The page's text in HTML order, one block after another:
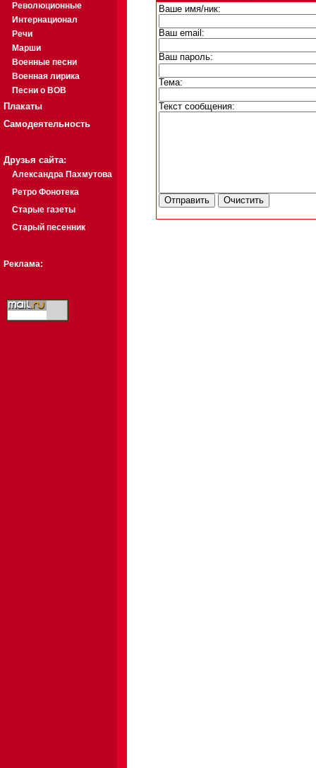
Революционные
Интернационал
Речи
Марши
Военные песни
Военная лирика
Песни о ВОВ
Плакаты
Самодеятельность
Друзья сайта:
Александра Пахмутова
Ретро Фонотека
Старые газеты
Старый песенник
Реклама:
Ваше имя/ник:
Ваш email:
Ваш пароль:
Тема:
Текст сообщения: